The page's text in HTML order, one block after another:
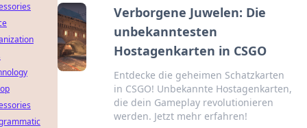
Verborgene Juwelen: Die
unbekanntesten
Hostagenkarten in CSGO
Entdecke die geheimen Schatzkarten
in CSGO! Unbekannte Hostagenkarten,
die dein Gameplay revolutionieren
werden. Jetzt mehr erfahren!